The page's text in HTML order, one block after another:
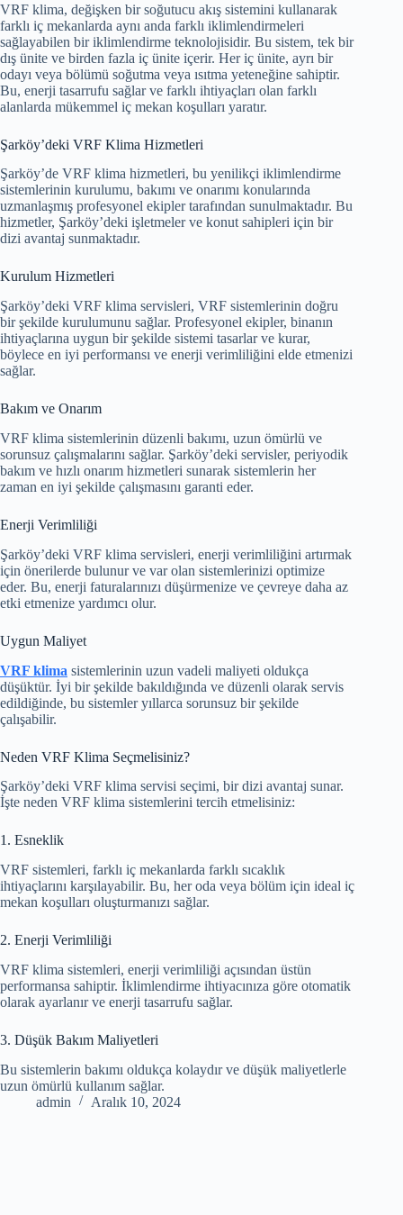
VRF klima, değişken bir soğutucu akış sistemini kullanarak
farklı iç mekanlarda aynı anda farklı iklimlendirmeleri
sağlayabilen bir iklimlendirme teknolojisidir. Bu sistem, tek bir
dış ünite ve birden fazla iç ünite içerir. Her iç ünite, ayrı bir
odayı veya bölümü soğutma veya ısıtma yeteneğine sahiptir.
Bu, enerji tasarrufu sağlar ve farklı ihtiyaçları olan farklı
alanlarda mükemmel iç mekan koşulları yaratır.
Şarköy’deki VRF Klima Hizmetleri
Şarköy’de VRF klima hizmetleri, bu yenilikçi iklimlendirme
sistemlerinin kurulumu, bakımı ve onarımı konularında
uzmanlaşmış profesyonel ekipler tarafından sunulmaktadır. Bu
hizmetler, Şarköy’deki işletmeler ve konut sahipleri için bir
dizi avantaj sunmaktadır.
Kurulum Hizmetleri
Şarköy’deki VRF klima servisleri, VRF sistemlerinin doğru
bir şekilde kurulumunu sağlar. Profesyonel ekipler, binanın
ihtiyaçlarına uygun bir şekilde sistemi tasarlar ve kurar,
böylece en iyi performansı ve enerji verimliliğini elde etmenizi
sağlar.
Bakım ve Onarım
VRF klima sistemlerinin düzenli bakımı, uzun ömürlü ve
sorunsuz çalışmalarını sağlar. Şarköy’deki servisler, periyodik
bakım ve hızlı onarım hizmetleri sunarak sistemlerin her
zaman en iyi şekilde çalışmasını garanti eder.
Enerji Verimliliği
Şarköy’deki VRF klima servisleri, enerji verimliliğini artırmak
için önerilerde bulunur ve var olan sistemlerinizi optimize
eder. Bu, enerji faturalarınızı düşürmenize ve çevreye daha az
etki etmenize yardımcı olur.
Uygun Maliyet
VRF klima sistemlerinin uzun vadeli maliyeti oldukça
düşüktür. İyi bir şekilde bakıldığında ve düzenli olarak servis
edildiğinde, bu sistemler yıllarca sorunsuz bir şekilde
çalışabilir.
Neden VRF Klima Seçmelisiniz?
Şarköy’deki VRF klima servisi seçimi, bir dizi avantaj sunar.
İşte neden VRF klima sistemlerini tercih etmelisiniz:
1. Esneklik
VRF sistemleri, farklı iç mekanlarda farklı sıcaklık
ihtiyaçlarını karşılayabilir. Bu, her oda veya bölüm için ideal iç
mekan koşulları oluşturmanızı sağlar.
2. Enerji Verimliliği
VRF klima sistemleri, enerji verimliliği açısından üstün
performansa sahiptir. İklimlendirme ihtiyacınıza göre otomatik
olarak ayarlanır ve enerji tasarrufu sağlar.
3. Düşük Bakım Maliyetleri
Bu sistemlerin bakımı oldukça kolaydır ve düşük maliyetlerle
uzun ömürlü kullanım sağlar.
admin
Aralık 10, 2024